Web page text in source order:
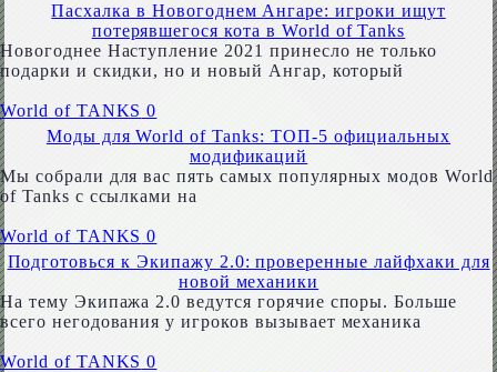
Пасхалка в Новогоднем Ангаре: игроки ищут
потерявшегося кота в World of Tanks
Новогоднее Наступление 2021 принесло не только
подарки и скидки, но и новый Ангар, который
World of TANKS 0
Моды для World of Tanks: ТОП-5 официальных
модификаций
Мы собрали для вас пять самых популярных модов World
of Tanks с ссылками на
World of TANKS 0
Подготовься к Экипажу 2.0: проверенные лайфхаки для
новой механики
На тему Экипажа 2.0 ведутся горячие споры. Больше
всего негодования у игроков вызывает механика
World of TANKS 0